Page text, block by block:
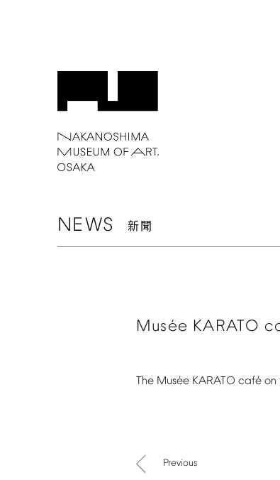
NEWS 新聞
Musée KARATO
The Musée KARATO café on
Previous